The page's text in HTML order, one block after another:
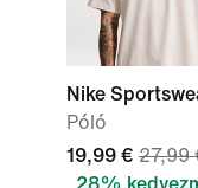
Nike
Póló
19,99 € 27,99
28%